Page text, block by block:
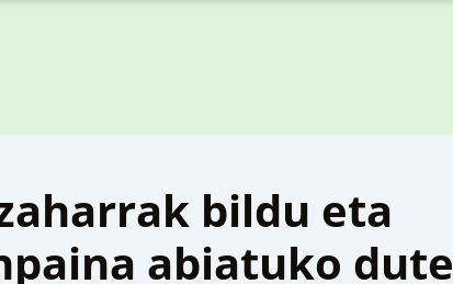
bildu eta
abiatuko dute